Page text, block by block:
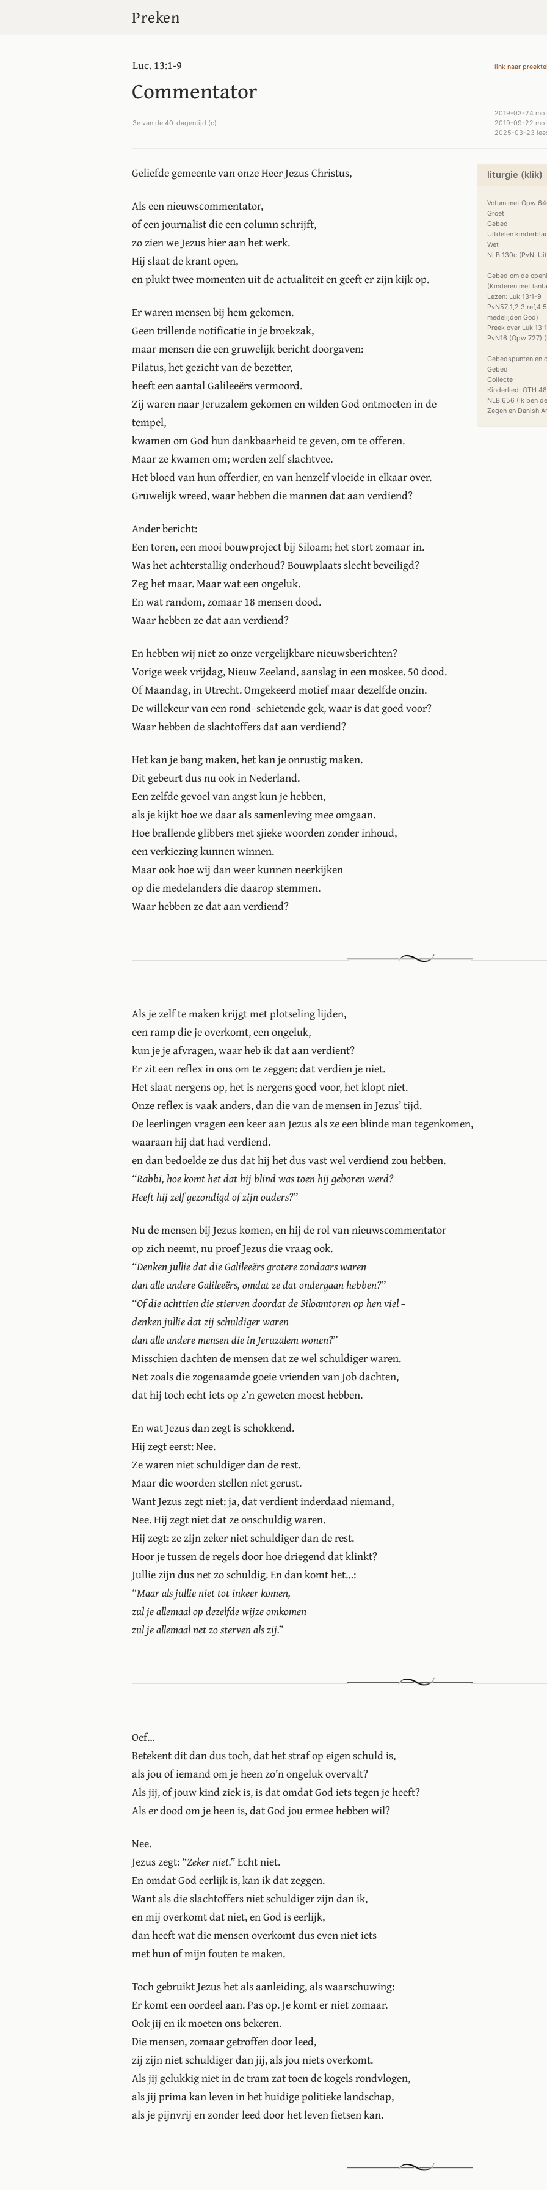
Preken
Luc. 13:1-9 link naar
Commentator
3e van de 40-dagentijd (c)
2019-03-24 mo
2019-09-22 mo
2025-03-23
liturgie (klik)
Votum met Opw
Groet
Gebed
Uitdelen
Wet
NLB 130c (PvN,
Gebed om de
(Kinderen met
Lezen: Luk 13:1-9
medelijden God)
Preek over Luk
PvN16 (Opw 727)
Gebedspunten en
Gebed
Collecte
Kinderlied: OTH
NLB 656 (Ik ben
Geliefde gemeente van onze Heer Jezus Christus,
Als een nieuwscommentator,
of een journalist die een column schrijft,
zo zien we Jezus hier aan het werk.
Hij slaat de krant open,
en plukt twee momenten uit de actualiteit en geeft er zijn kijk op.
Er waren mensen bij hem gekomen.
Geen trillende notificatie in je broekzak,
maar mensen die een gruwelijk bericht doorgaven:
Pilatus, het gezicht van de bezetter,
heeft een aantal Galileeërs vermoord.
Zij waren naar Jeruzalem gekomen en wilden God ontmoeten in de
tempel,
kwamen om God hun dankbaarheid te geven, om te offeren.
Maar ze kwamen om; werden zelf slachtvee.
Het bloed van hun offerdier, en van henzelf vloeide in elkaar over.
Gruwelijk wreed, waar hebben die mannen dat aan verdiend?
Ander bericht:
Een toren, een mooi bouwproject bij Siloam; het stort zomaar in.
Was het achterstallig onderhoud? Bouwplaats slecht beveiligd?
Zeg het maar. Maar wat een ongeluk.
En wat random, zomaar 18 mensen dood.
Waar hebben ze dat aan verdiend?
En hebben wij niet zo onze vergelijkbare nieuwsberichten?
Vorige week vrijdag, Nieuw Zeeland, aanslag in een moskee. 50 dood.
Of Maandag, in Utrecht. Omgekeerd motief maar dezelfde onzin.
De willekeur van een rond–schietende gek, waar is dat goed voor?
Waar hebben de slachtoffers dat aan verdiend?
Het kan je bang maken, het kan je onrustig maken.
Dit gebeurt dus nu ook in Nederland.
Een zelfde gevoel van angst kun je hebben,
als je kijkt hoe we daar als samenleving mee omgaan.
Hoe brallende glibbers met sjieke woorden zonder inhoud,
een verkiezing kunnen winnen.
Maar ook hoe wij dan weer kunnen neerkijken
op die medelanders die daarop stemmen.
Waar hebben ze dat aan verdiend?
Als je zelf te maken krijgt met plotseling lijden,
een ramp die je overkomt, een ongeluk,
kun je je afvragen, waar heb ik dat aan verdient?
Er zit een reflex in ons om te zeggen: dat verdien je niet.
Het slaat nergens op, het is nergens goed voor, het klopt niet.
Onze reflex is vaak anders, dan die van de mensen in Jezus’ tijd.
De leerlingen vragen een keer aan Jezus als ze een blinde man tegenkomen,
waaraan hij dat had verdiend.
en dan bedoelde ze dus dat hij het dus vast wel verdiend zou hebben.
“Rabbi, hoe komt het dat hij blind was toen hij geboren werd?
Heeft hij zelf gezondigd of zijn ouders?”
Nu de mensen bij Jezus komen, en hij de rol van nieuwscommentator
op zich neemt, nu proef Jezus die vraag ook.
“Denken jullie dat die Galileeërs grotere zondaars waren
dan alle andere Galileeërs, omdat ze dat ondergaan hebben?”
“Of die achttien die stierven doordat de Siloamtoren op hen viel –
denken jullie dat zij schuldiger waren
dan alle andere mensen die in Jeruzalem wonen?”
Misschien dachten de mensen dat ze wel schuldiger waren.
Net zoals die zogenaamde goeie vrienden van Job dachten,
dat hij toch echt iets op z’n geweten moest hebben.
En wat Jezus dan zegt is schokkend.
Hij zegt eerst: Nee.
Ze waren niet schuldiger dan de rest.
Maar die woorden stellen niet gerust.
Want Jezus zegt niet: ja, dat verdient inderdaad niemand,
Nee. Hij zegt niet dat ze onschuldig waren.
Hij zegt: ze zijn zeker niet schuldiger dan de rest.
Hoor je tussen de regels door hoe driegend dat klinkt?
Jullie zijn dus net zo schuldig. En dan komt het…:
“Maar als jullie niet tot inkeer komen,
zul je allemaal op dezelfde wijze omkomen
zul je allemaal net zo sterven als zij.”
Oef…
Betekent dit dan dus toch, dat het straf op eigen schuld is,
als jou of iemand om je heen zo’n ongeluk overvalt?
Als jij, of jouw kind ziek is, is dat omdat God iets tegen je heeft?
Als er dood om je heen is, dat God jou ermee hebben wil?
Nee.
Jezus zegt:“Zeker niet.”Echt niet.
En omdat God eerlijk is, kan ik dat zeggen.
Want als die slachtoffers niet schuldiger zijn dan ik,
en mij overkomt dat niet, en God is eerlijk,
dan heeft wat die mensen overkomt dus even niet iets
met hun of mijn fouten te maken.
Toch gebruikt Jezus het als aanleiding, als waarschuwing:
Er komt een oordeel aan. Pas op. Je komt er niet zomaar.
Ook jij en ik moeten ons bekeren.
Die mensen, zomaar getroffen door leed,
zij zijn niet schuldiger dan jij, als jou niets overkomt.
Als jij gelukkig niet in de tram zat toen de kogels rondvlogen,
als jij prima kan leven in het huidige politieke landschap,
als je pijnvrij en zonder leed door het leven fietsen kan.